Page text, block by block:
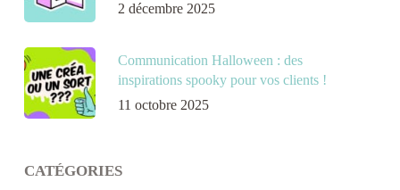
2 décembre 2025
Communication Halloween : des
inspirations spooky pour vos clients !
11 octobre 2025
CATÉGORIES